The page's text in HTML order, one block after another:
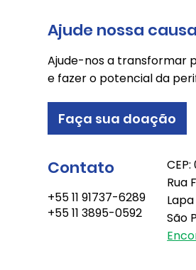
Ajude nossa causa
Ajude-nos a transformar
e fazer o potencial da
Faça sua doação
Contato
+55 11 91737-6289
+55 11 3895-0592
Rua
São